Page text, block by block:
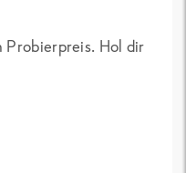
Probierpreis. Hol dir